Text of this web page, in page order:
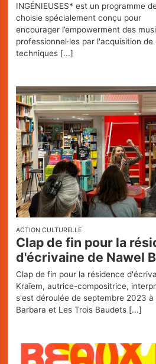
INGÉNIEUSES* est un programme
choisie spécialement conçu pour
encourager l’empowerment des
professionnel·les par l'acquisition
techniques [...]
ACTION CULTURELLE
Clap de fin pour la
d'écrivaine de Nawel
Clap de fin pour la résidence
Kraïem, autrice-compositrice,
s'est déroulée de septembre 2023
Barbara et Les Trois Baudets [...]